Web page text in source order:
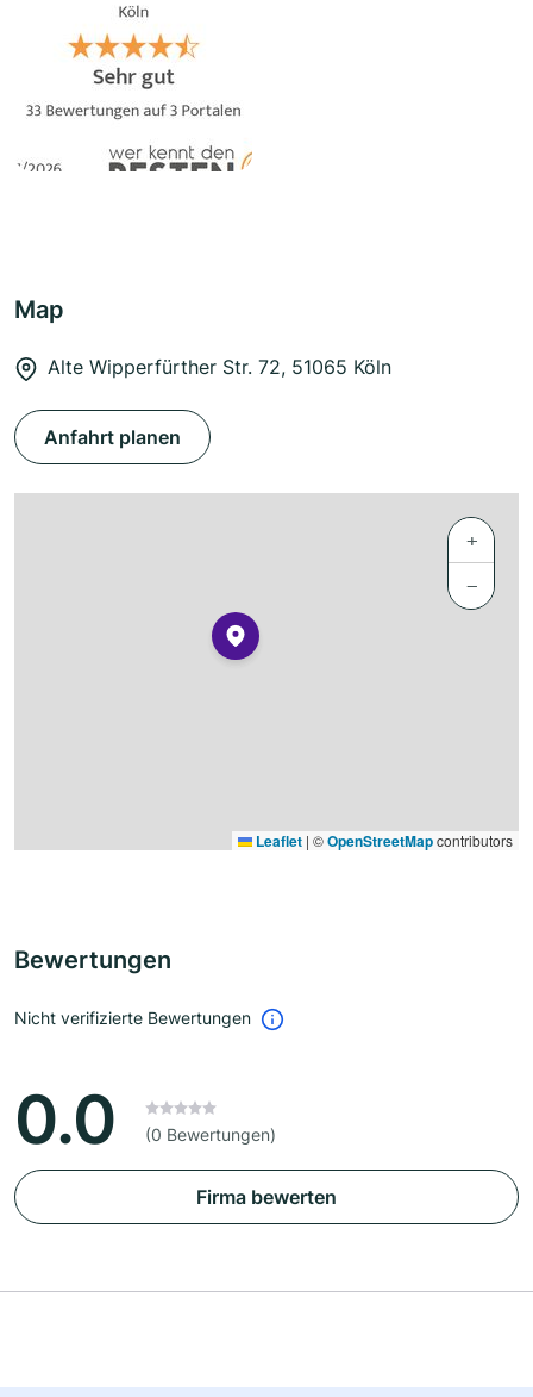
Map
Alte Wipperfürther Str. 72, 51065 Köln
Anfahrt planen
+
−
Leaflet | ©OpenStreetMapcontributors
Bewertungen
Nicht verifizierte Bewertungen
0.0 (0 Bewertungen)
Firma bewerten